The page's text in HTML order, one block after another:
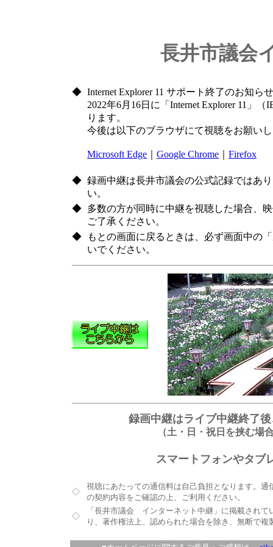
長井市議会
◆ Internet Explorer 11 サポート終了のお知らせ
2022年6月16日に「Internet Explorer 11」
ります。
今後は以下のブラウザにて視聴をお願い
Microsoft Edge Google Chrome Firefox
◆ 録画中継は長井市議会の公式記録ではあ
い。
◆ 多数の方が同時に中継を視聴した場合、
ご了承ください。
◆
もとの画面に戻るときは、必ず画面中の
いでください。
録画中継はライブ中継終了
（土・日・祝日を挟む場
スマートフォンやタブ
◇
視聴にあたっての通信料は自己負担となります。
の契約内容をご確認の上、ご利用ください。
◇
「長井市議会 インターネット中継」に掲載され
り、著作権法上、認められた場合を除き、無断で